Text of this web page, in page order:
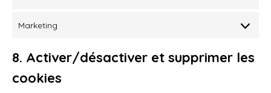
Marketing
8. Activer/désactiver et supprimer les
cookies